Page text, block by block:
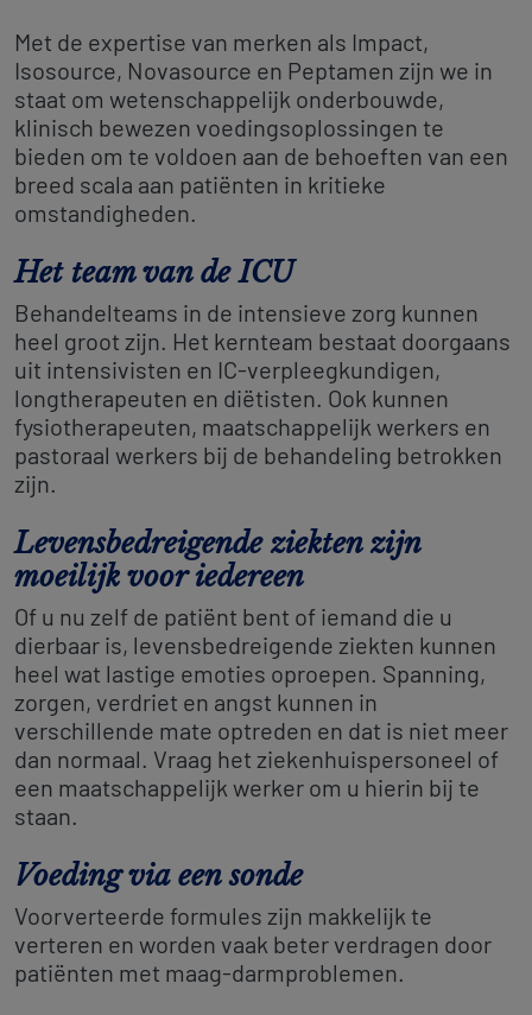
Met de expertise van merken als Impact,
Isosource, Novasource en Peptamen zijn we in
staat om wetenschappelijk onderbouwde,
klinisch bewezen voedingsoplossingen te
bieden om te voldoen aan de behoeften van een
breed scala aan patiënten in kritieke
omstandigheden.
Het team van de ICU
Behandelteams in de intensieve zorg kunnen
heel groot zijn. Het kernteam bestaat doorgaans
uit intensivisten en IC-verpleegkundigen,
longtherapeuten en diëtisten. Ook kunnen
fysiotherapeuten, maatschappelijk werkers en
pastoraal werkers bij de behandeling betrokken
zijn.
Levensbedreigende ziekten zijn
moeilijk voor iedereen
Of u nu zelf de patiënt bent of iemand die u
dierbaar is, levensbedreigende ziekten kunnen
heel wat lastige emoties oproepen. Spanning,
zorgen, verdriet en angst kunnen in
verschillende mate optreden en dat is niet meer
dan normaal. Vraag het ziekenhuispersoneel of
een maatschappelijk werker om u hierin bij te
staan.
Voeding via een sonde
Voorverteerde formules zijn makkelijk te
verteren en worden vaak beter verdragen door
patiënten met maag-darmproblemen.